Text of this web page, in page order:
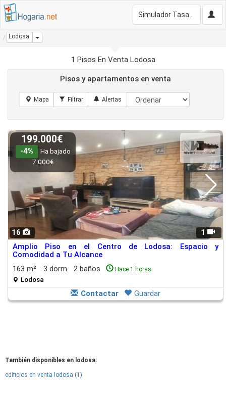
Lodosa Dropdown
1 Pisos En Venta Lodosa
Pisos y apartamentos en venta
16 1
199.000€
-4%
Ha bajado
7.000€
Amplio Piso en el Centro de Lodosa: Espacio y
Comodidad a Tu Alcance
163 m²
3 dorm. 2 baños Hace 1 horas
Lodosa
Contactar Guardar
También disponibles en lodosa:
edificios en venta lodosa (1)